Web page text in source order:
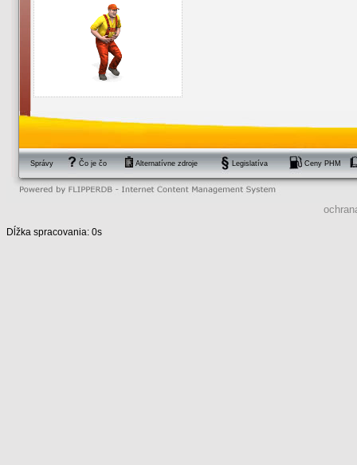
Správy Čo je čo Alternatívne zdroje Legislatíva Ceny PHM
Dĺžka spracovania: 0s